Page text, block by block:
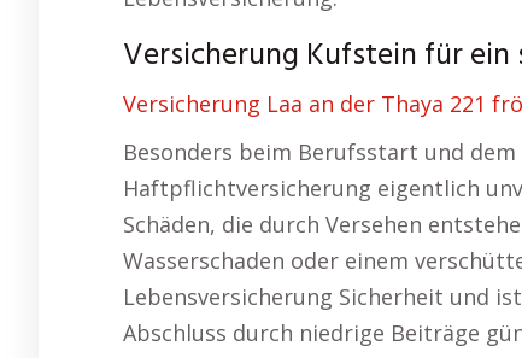
Versicherung Kufstein für ein
Versicherung Laa an der Thaya 221
Besonders beim Berufsstart und
Haftpflichtversicherung eigentlich
Schäden, die durch Versehen
Wasserschaden oder einem
Lebensversicherung Sicherheit und
Abschluss durch niedrige Beiträge